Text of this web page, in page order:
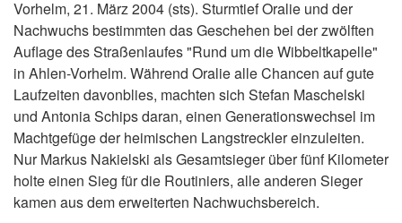
Vorhelm, 21. März 2004 (sts). Sturmtief Oralie und der
Nachwuchs bestimmten das Geschehen bei der zwölften
Auflage des Straßenlaufes "Rund um die Wibbeltkapelle"
in Ahlen-Vorhelm. Während Oralie alle Chancen auf gute
Laufzeiten davonblies, machten sich Stefan Maschelski
und Antonia Schips daran, einen Generationswechsel im
Machtgefüge der heimischen Langstreckler einzuleiten.
Nur Markus Nakielski als Gesamtsieger über fünf Kilometer
holte einen Sieg für die Routiniers, alle anderen Sieger
kamen aus dem erweiterten Nachwuchsbereich.